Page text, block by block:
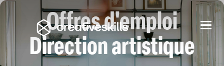
Offres d'emploi
Direction artistique